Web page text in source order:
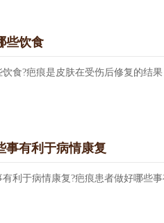
些饮食
?疤痕是皮肤在受伤后修复的结果
事有利于病情康复
于病情康复?疤痕患者做好哪些事